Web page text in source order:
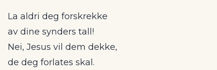
La aldri deg forskrekke
av dine synders tall!
Nei, Jesus vil dem dekke,
de deg forlates skal.